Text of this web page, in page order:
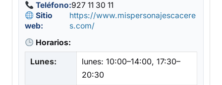
Teléfono:927 11 30 11
Sitio
web:
https://www.mispersonajescacere
s.com/
Horarios:
Lunes:
lunes: 10:00–14:00, 17:30–
20:30